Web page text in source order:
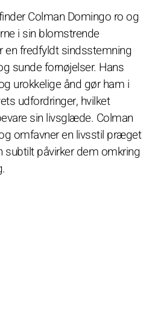
Colman Domingo ro og
i sin blomstrende
en fredfyldt sindsstemning
sunde fornøjelser. Hans
urokkelige ånd gør ham i
udfordringer, hvilket
sin livsglæde. Colman
omfavner en livsstil præget
subtilt påvirker dem omkring